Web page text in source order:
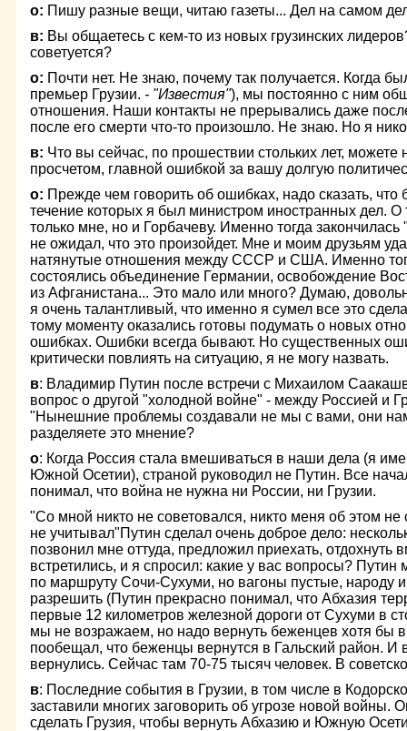
о: Пишу разные вещи, читаю газеты... Дел на самом
в: Вы общаетесь с кем-то из новых грузинских
советуется?
о: Почти нет. Не знаю, почему так получается. Когда
премьер Грузии. - "Известия"), мы постоянно с ним
отношения. Наши контакты не прерывались даже
после его смерти что-то произошло. Не знаю. Но я
в: Что вы сейчас, по прошествии стольких лет, можете
просчетом, главной ошибкой за вашу долгую
о: Прежде чем говорить об ошибках, надо сказать, что
течение которых я был министром иностранных дел. О
только мне, но и Горбачеву. Именно тогда
не ожидал, что это произойдет. Мне и моим друзьям
натянутые отношения между СССР и США. Именно
состоялись объединение Германии, освобождение
из Афганистана... Это мало или много? Думаю,
я очень талантливый, что именно я сумел все это
тому моменту оказались готовы подумать о новых
ошибках. Ошибки всегда бывают. Но существенных
критически повлиять на ситуацию, я не могу назвать.
в: Владимир Путин после встречи с Михаилом
вопрос о другой "холодной войне" - между Россией и
"Нынешние проблемы создавали не мы с вами, они
разделяете это мнение?
о: Когда Россия стала вмешиваться в наши дела (я
Южной Осетии), страной руководил не Путин. Все
понимал, что война не нужна ни России, ни Грузии.
"Со мной никто не советовался, никто меня об этом
не учитывал"Путин сделал очень доброе дело:
позвонил мне оттуда, предложил приехать, отдохнуть
встретились, и я спросил: какие у вас вопросы? Путин
по маршруту Сочи-Сухуми, но вагоны пустые, народу
разрешить (Путин прекрасно понимал, что Абхазия
первые 12 километров железной дороги от Сухуми в
мы не возражаем, но надо вернуть беженцев хотя бы
пообещал, что беженцы вернутся в Гальский район. И
вернулись. Сейчас там 70-75 тысяч человек. В
в: Последние события в Грузии, в том числе в
заставили многих заговорить об угрозе новой войны.
сделать Грузия, чтобы вернуть Абхазию и Южную